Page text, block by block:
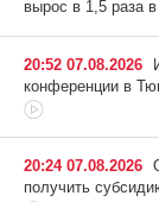
вырос в 1,5 раза
20:52 07.08.2026
конференции в
20:24 07.08.2026
получить